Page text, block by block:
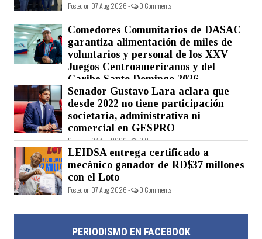
Posted on 07 Aug 2026 - 0 Comments
Comedores Comunitarios de DASAC
garantiza alimentación de miles de
voluntarios y personal de los XXV
Juegos Centroamericanos y del
Caribe Santo Domingo 2026
Posted on 07 Aug 2026 - 0 Comments
Senador Gustavo Lara aclara que
desde 2022 no tiene participación
societaria, administrativa ni
comercial en GESPRO
Posted on 07 Aug 2026 - 0 Comments
LEIDSA entrega certificado a
mecánico ganador de RD$37 millones
con el Loto
Posted on 07 Aug 2026 - 0 Comments
PERIODISMO EN FACEBOOK